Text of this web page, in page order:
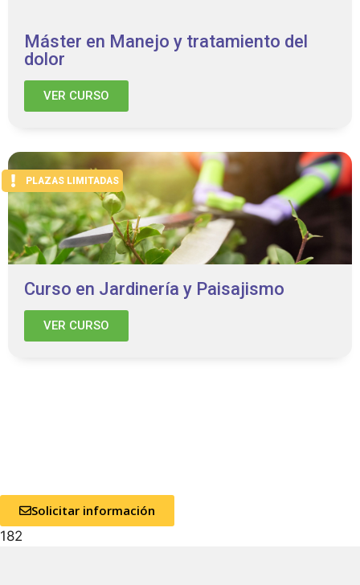
Máster en Manejo y tratamiento del
dolor
VER CURSO
PLAZAS LIMITADAS
Curso en Jardinería y Paisajismo
VER CURSO
Solicitar información
182